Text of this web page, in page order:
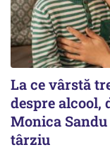
La ce vârstă
despre alcool,
Monica
târziu